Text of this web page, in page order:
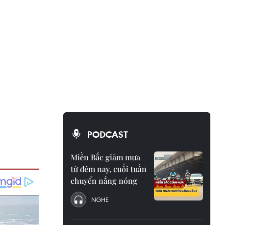
PODCAST
Miền Bắc giảm mưa
từ đêm nay, cuối tuần
chuyển nắng nóng
NGHE